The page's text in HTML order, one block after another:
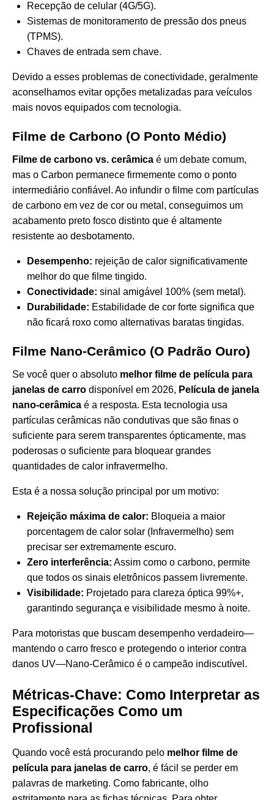
Recepção de celular (4G/5G).
Sistemas de monitoramento de pressão dos pneus
(TPMS).
Chaves de entrada sem chave.
Devido a esses problemas de conectividade, geralmente
aconselhamos evitar opções metalizadas para veículos
mais novos equipados com tecnologia.
Filme de Carbono (O Ponto Médio)
Filme de carbono vs. cerâmica é um debate comum,
mas o Carbon permanece firmemente como o ponto
intermediário confiável. Ao infundir o filme com partículas
de carbono em vez de cor ou metal, conseguimos um
acabamento preto fosco distinto que é altamente
resistente ao desbotamento.
Desempenho: rejeição de calor significativamente
melhor do que filme tingido.
Conectividade: sinal amigável 100% (sem metal).
Durabilidade: Estabilidade de cor forte significa que
não ficará roxo como alternativas baratas tingidas.
Filme Nano-Cerâmico (O Padrão Ouro)
Se você quer o absoluto melhor filme de película para
janelas de carro disponível em 2026, Película de janela
nano-cerâmica é a resposta. Esta tecnologia usa
partículas cerâmicas não condutivas que são finas o
suficiente para serem transparentes ópticamente, mas
poderosas o suficiente para bloquear grandes
quantidades de calor infravermelho.
Esta é a nossa solução principal por um motivo:
Rejeição máxima de calor: Bloqueia a maior
porcentagem de calor solar (Infravermelho) sem
precisar ser extremamente escuro.
Zero interferência: Assim como o carbono, permite
que todos os sinais eletrônicos passem livremente.
Visibilidade: Projetado para clareza óptica 99%+,
garantindo segurança e visibilidade mesmo à noite.
Para motoristas que buscam desempenho verdadeiro—
mantendo o carro fresco e protegendo o interior contra
danos UV—Nano-Cerâmico é o campeão indiscutível.
Métricas-Chave: Como Interpretar as
Especificações Como um
Profissional
Quando você está procurando pelo melhor filme de
película para janelas de carro, é fácil se perder em
palavras de marketing. Como fabricante, olho